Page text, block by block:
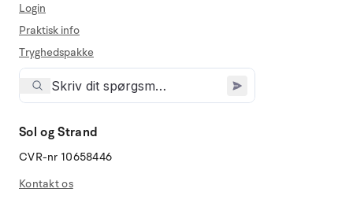
Login
Praktisk info
Tryghedspakke
Sol og Strand
CVR-nr 10658446
Kontakt os